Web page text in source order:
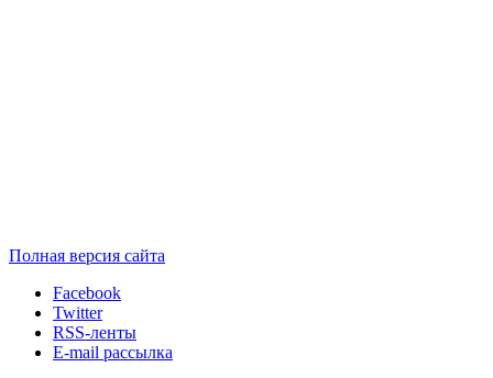
Полная версия сайта
Facebook
Twitter
RSS-ленты
E-mail рассылка